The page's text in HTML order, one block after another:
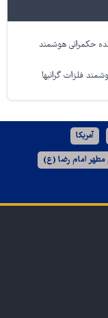
حکمرانی هوشمند
فلزات گرانبها
آمریکا
مطهر امام رضا (ع)